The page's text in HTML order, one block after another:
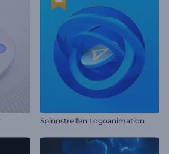
Spinnstreifen Logoanimation